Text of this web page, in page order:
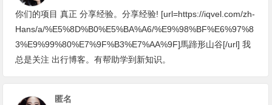
你们的项目 真正 分享经验。分享经验! [url=https://iqvel.com/zh-
Hans/a/%E5%8D%B0%E5%BA%A6/%E9%98%BF%E6%97%8
3%E9%99%80%E7%9F%B3%E7%AA%9F]馬蹄形山谷[/url] 我
总是关注 出行博客。有帮助学到新知识。
匿名